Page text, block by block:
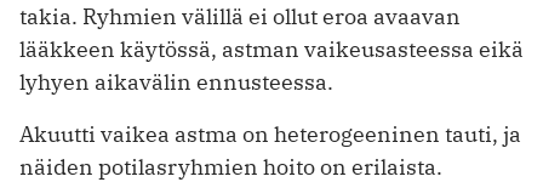
takia. Ryhmien välillä ei ollut eroa avaavan
lääkkeen käytössä, astman vaikeusasteessa eikä
lyhyen aikavälin ennusteessa.
Akuutti vaikea astma on heterogeeninen tauti, ja
näiden potilasryhmien hoito on erilaista.